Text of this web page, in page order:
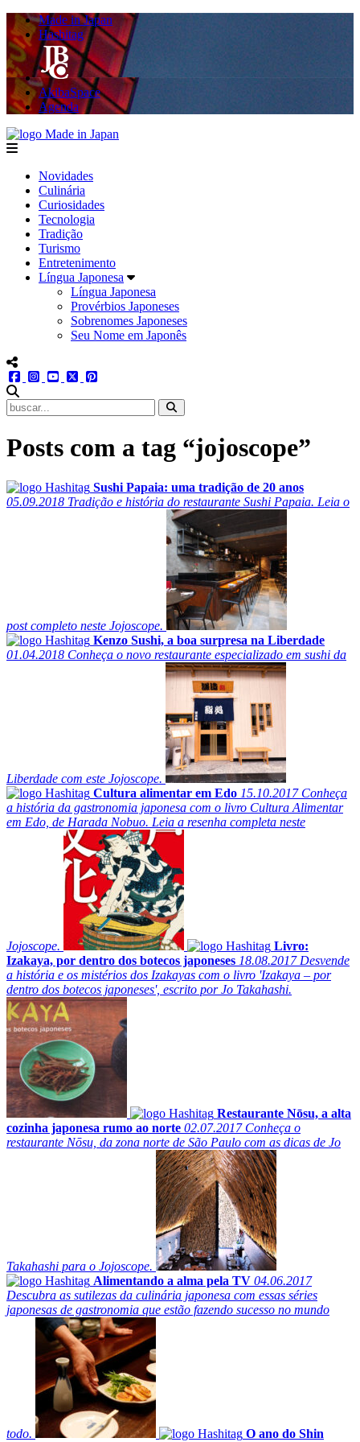
Made in Japan
Hashitag
AkibaSpace
Agenda
menu
Novidades
Culinária
Curiosidades
Tecnologia
Tradição
Turismo
Entretenimento
Língua Japonesa
Língua Japonesa
Provérbios Japoneses
Sobrenomes Japoneses
Seu Nome em Japonês
menu redes social
facebookinstagram
youtube
twitter
Posts com a tag “jojoscope”
Sushi Papaia: uma tradição de 20 anos
05.09.2018 Tradição e história do restaurante Sushi Papaia. Leia o
post completo neste Jojoscope.
Kenzo Sushi, a boa surpresa na Liberdade
01.04.2018 Conheça o novo restaurante especializado em sushi da
Liberdade com este Jojoscope.
Cultura alimentar em Edo 15.10.2017Conheça
a história da gastronomia japonesa com o livro Cultura Alimentar
em Edo, de Harada Nobuo. Leia a resenha completa neste
Jojoscope.
Livro:
Izakaya, por dentro dos botecos japoneses 18.08.2017Desvende
a história e os mistérios dos Izakayas com o livro 'Izakaya – por
dentro dos botecos japoneses', escrito por Jo Takahashi.
Restaurante Nōsu, a alta
cozinha japonesa rumo ao norte 02.07.2017Conheça o
restaurante Nōsu, da zona norte de São Paulo com as dicas de Jo
Takahashi para o Jojoscope.
Alimentando a alma pela TV 04.06.2017
Descubra as sutilezas da culinária japonesa com essas séries
japonesas de gastronomia que estão fazendo sucesso no mundo
todo.
O ano do Shin